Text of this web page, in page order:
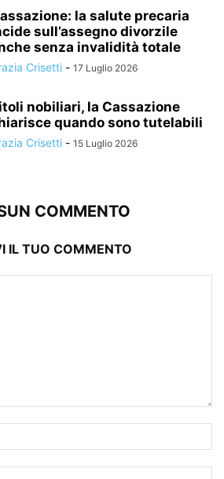
la salute precaria
sull’assegno divorzile
senza invalidità totale
Crisetti - 17 Luglio 2026
nobiliari, la Cassazione
quando sono tutelabili
Crisetti - 15 Luglio 2026
COMMENTO
IL TUO COMMENTO